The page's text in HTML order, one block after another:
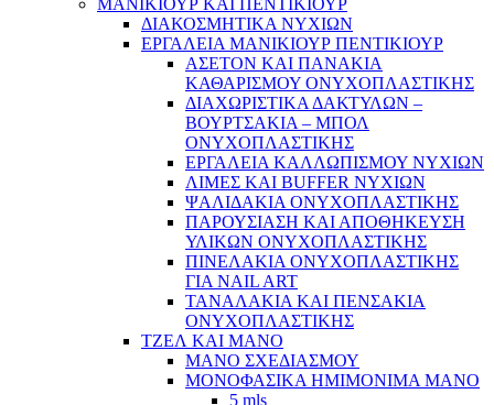
ΜΑΝΙΚΙΟΥΡ ΚΑΙ ΠΕΝΤΙΚΙΟΥΡ
ΔΙΑΚΟΣΜΗΤΙΚΑ ΝΥΧΙΩΝ
ΕΡΓΑΛΕΙΑ ΜΑΝΙΚΙΟΥΡ ΠΕΝΤΙΚΙΟΥΡ
ΑΣΕΤΟΝ ΚΑΙ ΠΑΝΑΚΙΑ
ΚΑΘΑΡΙΣΜΟΥ ΟΝΥΧΟΠΛΑΣΤΙΚΗΣ
ΔΙΑΧΩΡΙΣΤΙΚΑ ΔΑΚΤΥΛΩΝ –
ΒΟΥΡΤΣΑΚΙΑ – ΜΠΟΛ
ΟΝΥΧΟΠΛΑΣΤΙΚΗΣ
ΕΡΓΑΛΕΙΑ ΚΑΛΛΩΠΙΣΜΟΥ ΝΥΧΙΩΝ
ΛΙΜΕΣ ΚΑΙ BUFFER ΝΥΧΙΩΝ
ΨΑΛΙΔΑΚΙΑ ΟΝΥΧΟΠΛΑΣΤΙΚΗΣ
ΠΑΡΟΥΣΙΑΣΗ ΚΑΙ ΑΠΟΘΗΚΕΥΣΗ
ΥΛΙΚΩΝ ΟΝΥΧΟΠΛΑΣΤΙΚΗΣ
ΠΙΝΕΛΑΚΙΑ ΟΝΥΧΟΠΛΑΣΤΙΚΗΣ
ΓΙΑ NAIL ART
ΤΑΝΑΛΑΚΙΑ ΚΑΙ ΠΕΝΣΑΚΙΑ
ΟΝΥΧΟΠΛΑΣΤΙΚΗΣ
ΤΖΕΛ ΚΑΙ ΜΑΝΟ
ΜΑΝΟ ΣΧΕΔΙΑΣΜΟΥ
ΜΟΝΟΦΑΣΙΚΑ ΗΜΙΜΟΝΙΜΑ ΜΑΝΟ
5 mls